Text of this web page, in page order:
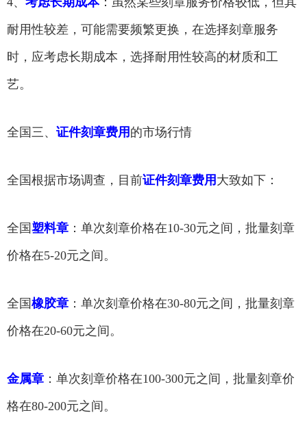
耐用性较差，可能需要频繁更换，在选择刻章服务
时，应考虑长期成本，选择耐用性较高的材质和工
艺。
全国三、 证件刻章费用 的市场行情
全国根据市场调查，目前证件刻章费用 大致如下：
全国塑料章 ：单次刻章价格在10-30元之间，批量刻章
价格在5-20元之间。
全国橡胶章 ：单次刻章价格在30-80元之间，批量刻章
价格在20-60元之间。
金属章 ：单次刻章价格在100-300元之间，批量刻章价
格在80-200元之间。